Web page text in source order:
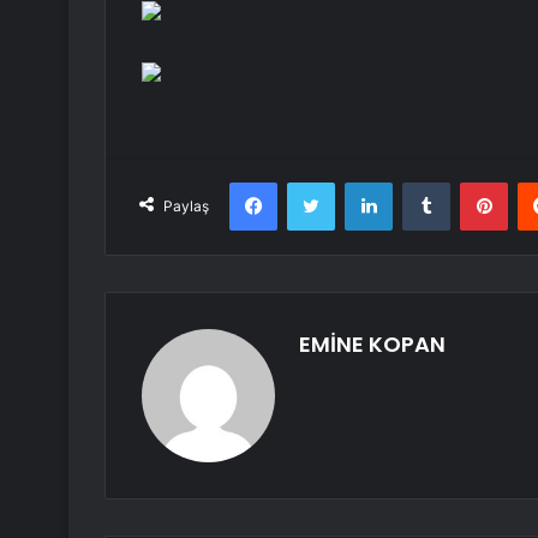
Paylaş
FacebookTwitter LinkedInTumblr
EMİNE KOPAN